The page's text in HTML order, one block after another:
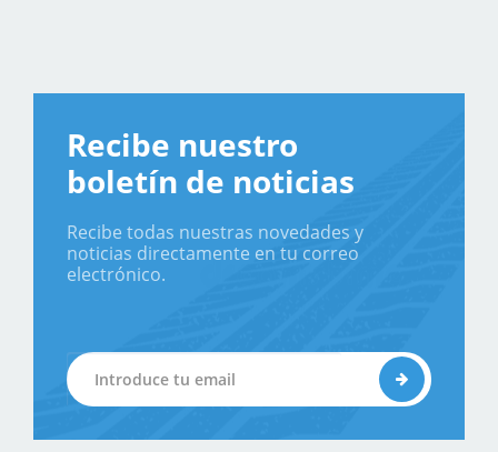
Recibe nuestro
boletín de noticias
Recibe todas nuestras novedades y
noticias directamente en tu correo
electrónico.